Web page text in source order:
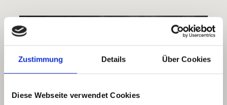
Zustimmung Details Über Cookies
Diese Webseite verwendet Cookies